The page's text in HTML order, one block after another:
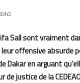
Sall sont vraiment
leur offensive absurde
Dakar en arguant
de justice de la